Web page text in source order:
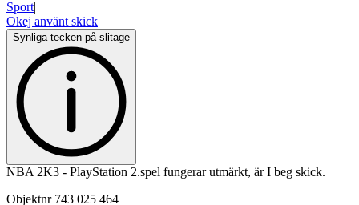
Sport|
Okej använt skick
Synliga tecken på slitage
NBA 2K3 - PlayStation 2.spel fungerar utmärkt, är I beg skick.
Objektnr 743 025 464